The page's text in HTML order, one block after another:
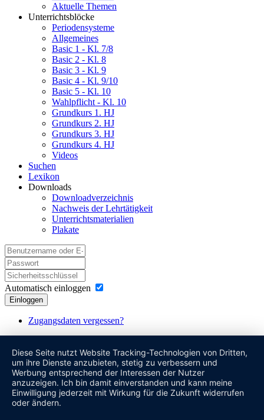
Aktuelle Themen
Unterrichtsblöcke
Periodensysteme
Allgemeines
Basic 1 - Kl. 7/8
Basic 2 - Kl. 8
Basic 3 - Kl. 9
Basic 4 - Kl. 9/10
Basic 5 - Kl. 10
Wahlpflicht - Kl. 10
Grundkurs 1. HJ
Grundkurs 2. HJ
Grundkurs 3. HJ
Grundkurs 4. HJ
Videos
Suchen
Lexikon
Downloads
Downloadverzeichnis
Nachweis der Lehrtätigkeit
Unterrichtsmaterialien
Plakate
Automatisch einloggen
Einloggen
Zugangsdaten vergessen?
Diese Seite nutzt Website Tracking-Technologien von Dritten,
um ihre Dienste anzubieten, stetig zu verbessern und
Werbung entsprechend der Interessen der Nutzer
anzuzeigen. Ich bin damit einverstanden und kann meine
Einwilligung jederzeit mit Wirkung für die Zukunft widerrufen
oder ändern.